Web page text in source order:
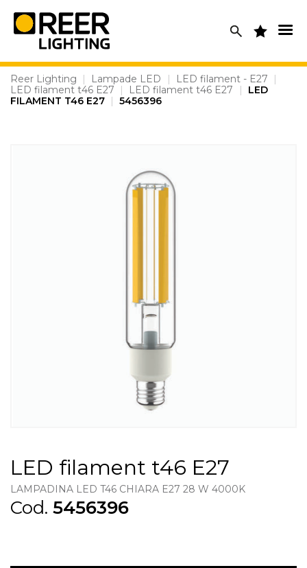
content
Reer Lighting | Lampade LED | LED filament - E27
|
LED filament t46 E27
| LED filament t46 E27 |
LED
FILAMENT T46 E27 | 5456396
LED filament t46 E27
LAMPADINA LED T46 CHIARA E27 28 W 4000K
Cod. 5456396